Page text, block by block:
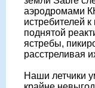
аэродромами
истребителей
поднятой
ястребы,
расстреливая
Наши летчики